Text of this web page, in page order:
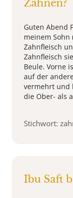
Zahnen?
Guten Abend
meinem Sohn
Zahnfleisch
Zahnfleisch
Beule. Vorne
auf der
vermehrt und
die Ober- als
Stichwort:
Ibu Saft